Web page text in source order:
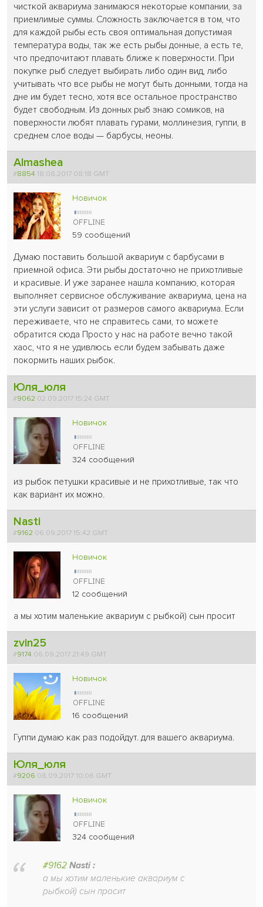
чисткой аквариума занимаюся некоторые компании, за
приемлимые суммы. Сложность заключается в том, что
для каждой рыбы есть своя оптимальная допустимая
температура воды, так же есть рыбы донные, а есть те,
что предпочитают плавать ближе к поверхности. При
покупке рыб следует выбирать либо один вид, либо
учитывать что все рыбы не могут быть донными, тогда на
дне им будет тесно, хотя все остальное пространство
будет свободным. Из донных рыб знаю сомиков, на
поверхности любят плавать гурами, моллинезия, гуппи, в
среднем слое воды — барбусы, неоны.
Almashea
#8854 18.08.2017 08:18 GMT
Новичок
59 сообщений
Думаю поставить большой аквариум с барбусами в
приемной офиса. Эти рыбы достаточно не прихотливые
и красивые. И уже заранее нашла компанию, которая
выполняет сервисное обслуживание аквариума, цена на
эти услуги зависит от размеров самого аквариума. Если
переживаете, что не справитесь сами, то можете
обратится сюда Просто у нас на работе вечно такой
хаос, что я не удивлюсь если будем забывать даже
покормить наших рыбок.
Юля_юля
#9062 02.09.2017 15:24 GMT
Новичок
324 сообщений
из рыбок петушки красивые и не прихотливые, так что
как вариант их можно.
Nasti
#9162 06.09.2017 15:42 GMT
Новичок
12 сообщений
а мы хотим маленькие аквариум с рыбкой) сын просит
zvin25
#9174 06.09.2017 21:49 GMT
Новичок
16 сообщений
Гуппи думаю как раз подойдут. для вашего аквариума.
Юля_юля
#9206 08.09.2017 10:06 GMT
Новичок
324 сообщений
#9162 Nasti :
а мы хотим маленькие аквариум с
рыбкой) сын просит